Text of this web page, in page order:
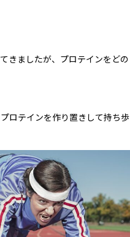
きましたが、プロテインをどの
ロテインを作り置きして持ち歩